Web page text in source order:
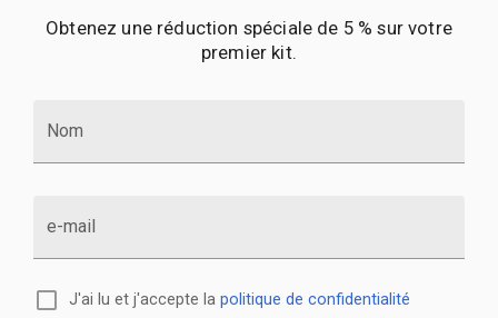
Obtenez une réduction spéciale de 5 % sur votre
premier kit.
Nom
e-mail
J'ai lu et j'accepte la politique de confidentialité